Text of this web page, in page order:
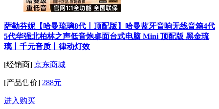
萨勒芬妮【哈曼琉璃8代丨顶配版】哈曼蓝牙音响无线音箱4代
5代华强北柏林之声低音炮桌面台式电脑 Mini 顶配版 黑金琉
璃丨千元音质丨律动灯效
[经销商] 京东商城
[产品售价] 288元
进入购买